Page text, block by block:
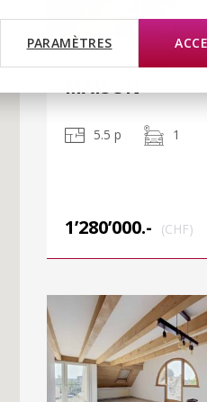
PARAMÈTRES
Yverdon-les-Bains
MAISON
5.5 p 1
1’280’000.- (CHF)